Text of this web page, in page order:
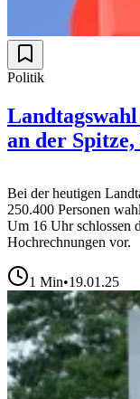
Politik
an der
Bei der heutigen
250.400 Personen
Um 16 Uhr schlossen
Hochrechnungen vor.
1 Min•19.01.25